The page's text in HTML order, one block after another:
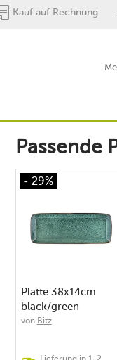
Kauf auf Rechnung
Passende
- 29%
Platte 38x14cm
black/green
von Bitz